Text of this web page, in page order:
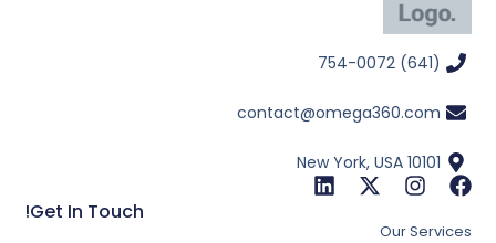
(641) 754-0072
contact@omega360.com
New York, USA 10101
Get In Touch!
Our Services